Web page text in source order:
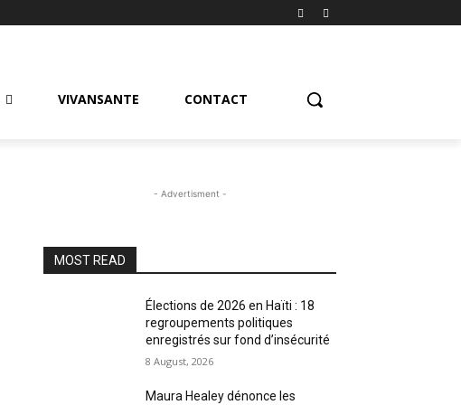
VIVANSANTE CONTACT
- Advertisment -
MOST READ
Élections de 2026 en Haïti : 18
regroupements politiques
enregistrés sur fond d’insécurité
8 August, 2026
Maura Healey dénonce les